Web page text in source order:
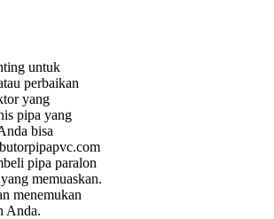
untuk
perbaikan
yang
pipa yang
bisa
pipa paralon
memuaskan.
menemukan
Anda.